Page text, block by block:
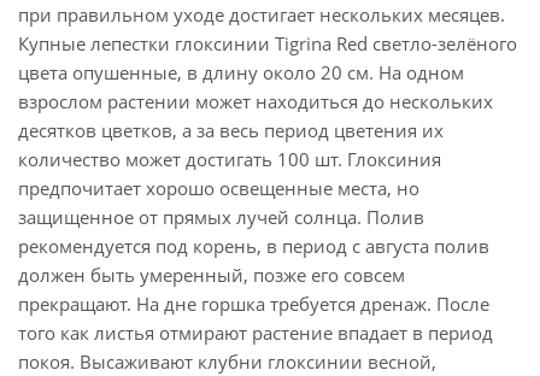
при правильном уходе достигает нескольких месяцев.
Купные лепестки глоксинии Tigrina Red светло-зелёного
цвета опушенные, в длину около 20 см. На одном
взрослом растении может находиться до нескольких
десятков цветков, а за весь период цветения их
количество может достигать 100 шт. Глоксиния
предпочитает хорошо освещенные места, но
защищенное от прямых лучей солнца. Полив
рекомендуется под корень, в период с августа полив
должен быть умеренный, позже его совсем
прекращают. На дне горшка требуется дренаж. После
того как листья отмирают растение впадает в период
покоя. Высаживают клубни глоксинии весной,